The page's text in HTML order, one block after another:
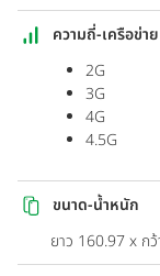
ความถี่-เครือข่าย
2G
3G
4G
4.5G
ขนาด-น้ำหนัก
ยาว 160.97 x ก